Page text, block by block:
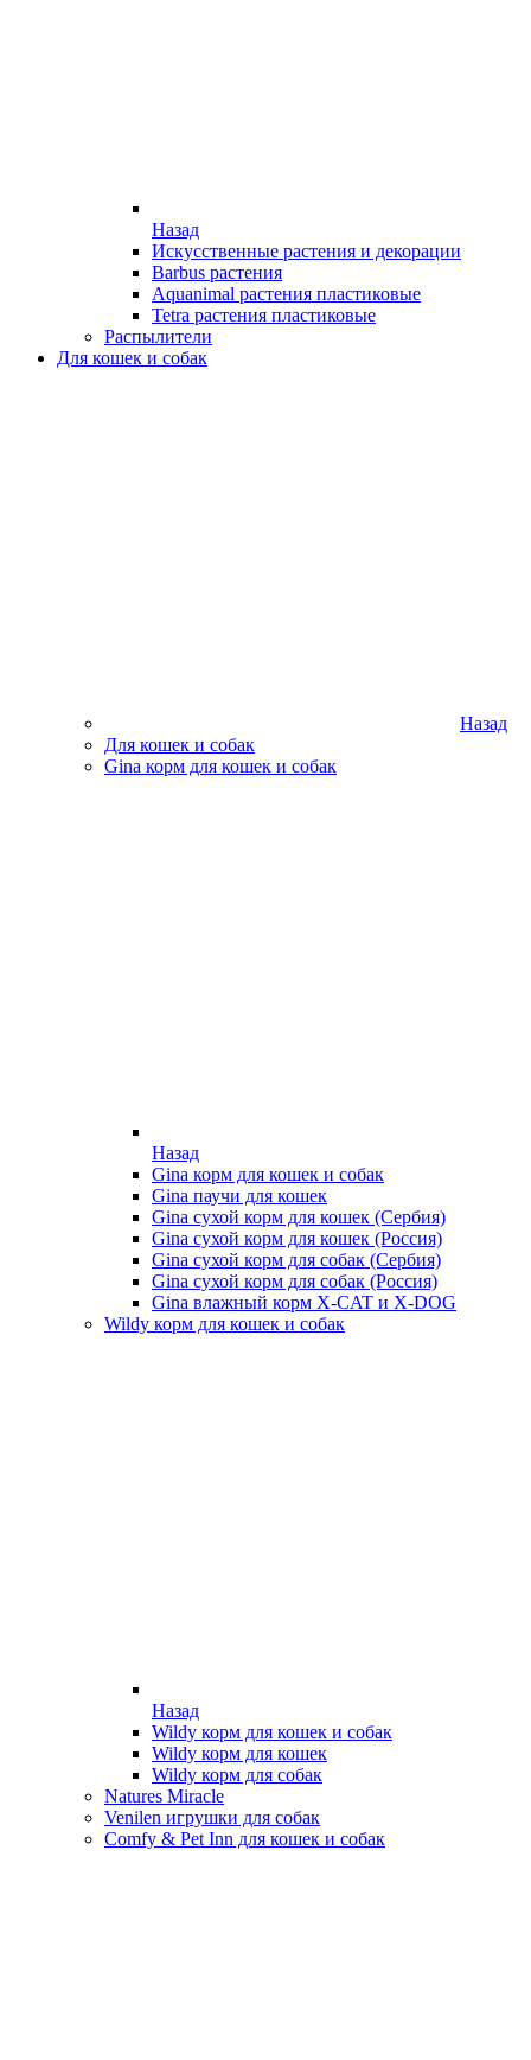
Назад
Искусственные растения и декорации
Barbus растения
Aquanimal растения пластиковые
Tetra растения пластиковые
Распылители
Для кошек и собак
Назад
Для кошек и собак
Gina корм для кошек и собак
Назад
Gina корм для кошек и собак
Gina паучи для кошек
Gina сухой корм для кошек (Сербия)
Gina сухой корм для кошек (Россия)
Gina сухой корм для собак (Сербия)
Gina сухой корм для собак (Россия)
Gina влажный корм X-CAT и X-DOG
Wildy корм для кошек и собак
Назад
Wildy корм для кошек и собак
Wildy корм для кошек
Wildy корм для собак
Natures Miracle
Venilen игрушки для собак
Comfy & Pet Inn для кошек и собак